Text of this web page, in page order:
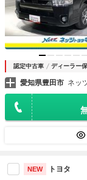
認定中古車 ディーラー
愛知県豊田市 ネッ
NEW トヨタ